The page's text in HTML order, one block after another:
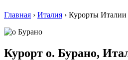
Главная › Италия › Курорты
Курорт о. Бурано,